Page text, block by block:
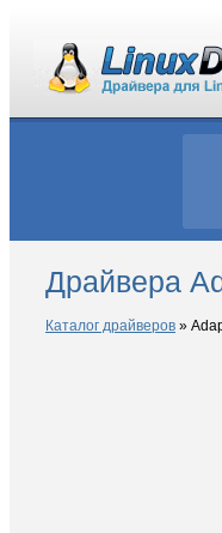
Драйвера
Каталог драйверов »